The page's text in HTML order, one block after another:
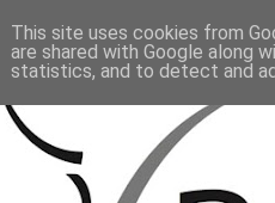
This site uses cookies from
are shared with Google along
statistics, and to detect and